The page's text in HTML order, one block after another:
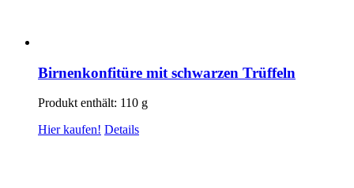
Birnenkonfitüre mit schwarzen Trüffeln
Produkt enthält: 110 g
Hier kaufen! Details